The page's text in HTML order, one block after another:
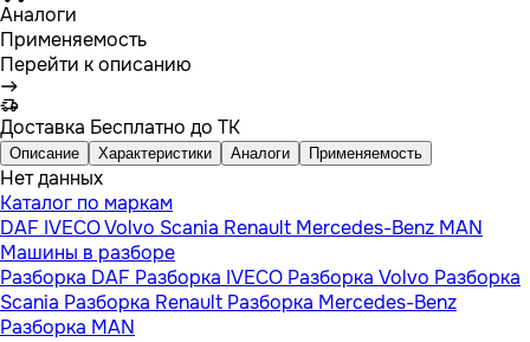
Аналоги
Применяемость
Перейти к описанию
Доставка Бесплатно до ТК
Описание Характеристики Аналоги Применяемость
Нет данных
Каталог по маркам
DAF IVECOVolvo Scania Renault Mercedes-Benz MAN
Машины в разборе
Разборка DAF Разборка IVECO Разборка Volvo Разборка
Scania Разборка Renault Разборка Mercedes-Benz
Разборка MAN